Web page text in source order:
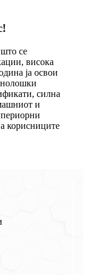
се
висока
ја освои
силна
и
корисниците